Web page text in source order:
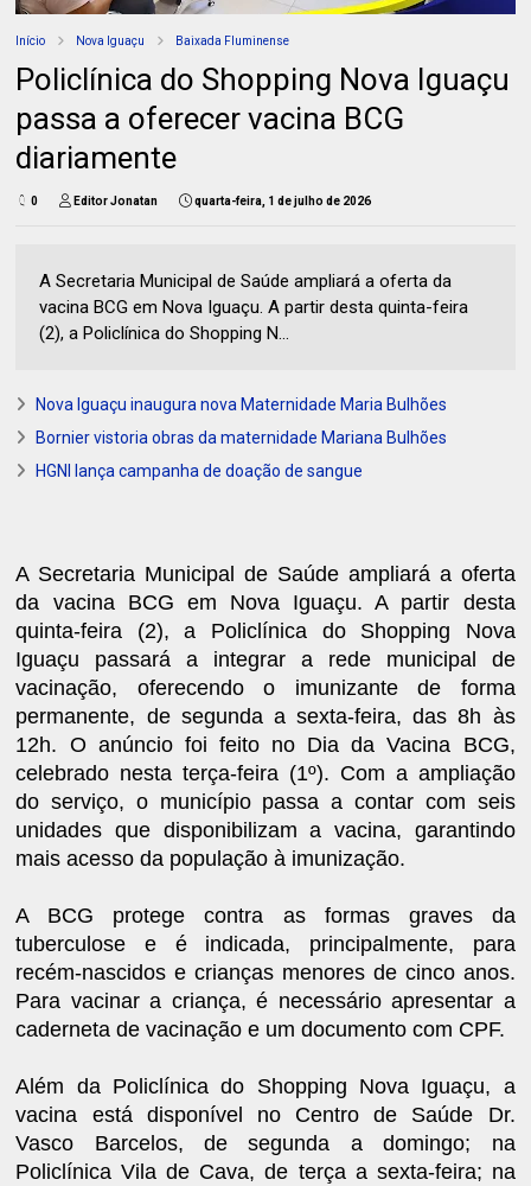
Início Nova Iguaçu Baixada Fluminense
Policlínica do Shopping Nova Iguaçu
passa a oferecer vacina BCG
diariamente
0 Editor Jonatan quarta-feira, 1 de julho de 2026
A Secretaria Municipal de Saúde ampliará a oferta da
vacina BCG em Nova Iguaçu. A partir desta quinta-feira
(2), a Policlínica do Shopping N...
Nova Iguaçu inaugura nova Maternidade Maria Bulhões
Bornier vistoria obras da maternidade Mariana Bulhões
HGNI lança campanha de doação de sangue
A Secretaria Municipal de Saúde ampliará a oferta
da vacina BCG em Nova Iguaçu. A partir desta
quinta-feira (2), a Policlínica do Shopping Nova
Iguaçu passará a integrar a rede municipal de
vacinação, oferecendo o imunizante de forma
permanente, de segunda a sexta-feira, das 8h às
12h. O anúncio foi feito no Dia da Vacina BCG,
celebrado nesta terça-feira (1º). Com a ampliação
do serviço, o município passa a contar com seis
unidades que disponibilizam a vacina, garantindo
mais acesso da população à imunização.
A BCG protege contra as formas graves da
tuberculose e é indicada, principalmente, para
recém-nascidos e crianças menores de cinco anos.
Para vacinar a criança, é necessário apresentar a
caderneta de vacinação e um documento com CPF.
Além da Policlínica do Shopping Nova Iguaçu, a
vacina está disponível no Centro de Saúde Dr.
Vasco Barcelos, de segunda a domingo; na
Policlínica Vila de Cava, de terça a sexta-feira; na